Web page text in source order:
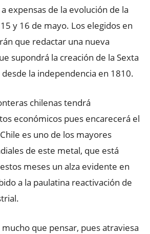
expensas de la evolución de la
y 16 de mayo. Los elegidos en
que redactar una nueva
supondrá la creación de la Sexta
la independencia en 1810.
chilenas tendrá
económicos pues encarecerá el
es uno de los mayores
de este metal, que está
meses un alza evidente en
a la paulatina reactivación de
mucho que pensar, pues atraviesa